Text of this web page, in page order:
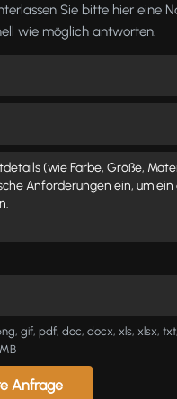
Sie bitte hier eine
wie möglich antworten.
gif, pdf, doc, docx, xls, xlsx,
Anfrage